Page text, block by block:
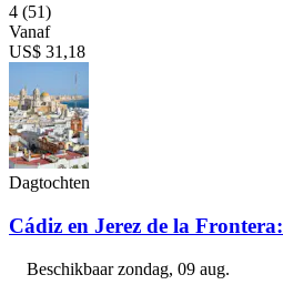
4 (51)
Vanaf
US$ 31,18
Dagtochten
Cádiz en Jerez de la
Beschikbaarzondag, 09 aug.